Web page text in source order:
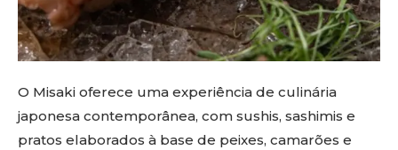
O Misaki oferece uma experiência de culinária
japonesa contemporânea, com sushis, sashimis e
pratos elaborados à base de peixes, camarões e